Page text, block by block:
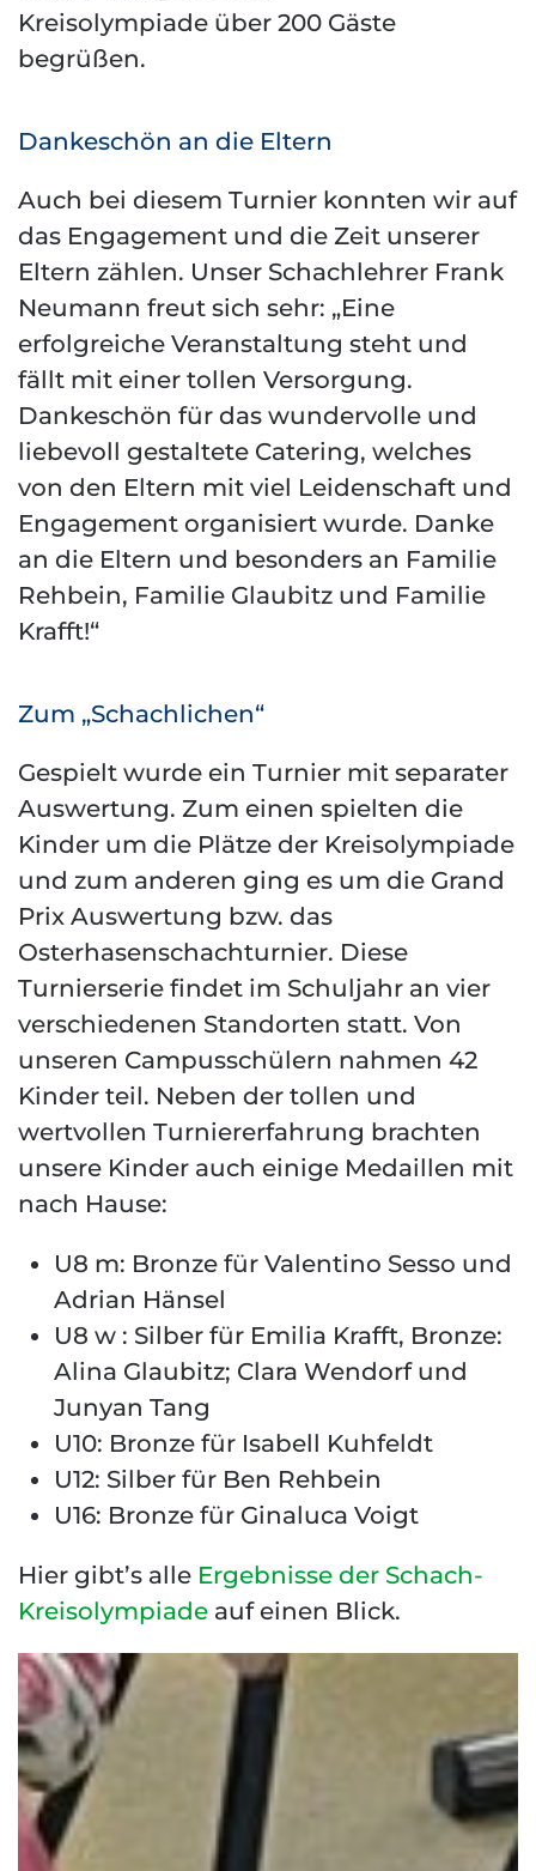
Kreisolympiade über 200 Gäste
begrüßen.
Dankeschön an die Eltern
Auch bei diesem Turnier konnten wir auf
das Engagement und die Zeit unserer
Eltern zählen. Unser Schachlehrer Frank
Neumann freut sich sehr: „Eine
erfolgreiche Veranstaltung steht und
fällt mit einer tollen Versorgung.
Dankeschön für das wundervolle und
liebevoll gestaltete Catering, welches
von den Eltern mit viel Leidenschaft und
Engagement organisiert wurde. Danke
an die Eltern und besonders an Familie
Rehbein, Familie Glaubitz und Familie
Krafft!“
Zum „Schachlichen“
Gespielt wurde ein Turnier mit separater
Auswertung. Zum einen spielten die
Kinder um die Plätze der Kreisolympiade
und zum anderen ging es um die Grand
Prix Auswertung bzw. das
Osterhasenschachturnier. Diese
Turnierserie findet im Schuljahr an vier
verschiedenen Standorten statt. Von
unseren Campusschülern nahmen 42
Kinder teil. Neben der tollen und
wertvollen Turniererfahrung brachten
unsere Kinder auch einige Medaillen mit
nach Hause:
U8 m: Bronze für Valentino Sesso und
Adrian Hänsel
U8 w : Silber für Emilia Krafft, Bronze:
Alina Glaubitz; Clara Wendorf und
Junyan Tang
U10: Bronze für Isabell Kuhfeldt
U12: Silber für Ben Rehbein
U16: Bronze für Ginaluca Voigt
Hier gibt’s alle Ergebnisse der Schach-
Kreisolympiade auf einen Blick.